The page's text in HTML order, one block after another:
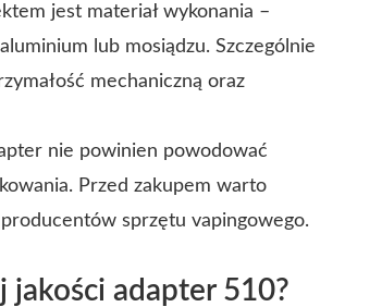
jest materiał wykonania –
lub mosiądzu. Szczególnie
mechaniczną oraz
nie powinien powodować
Przed zakupem warto
sprzętu vapingowego.
adapter 510?